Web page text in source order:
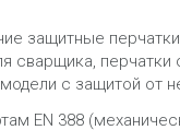
защитные
сварщика,
с защитой от
EN 388